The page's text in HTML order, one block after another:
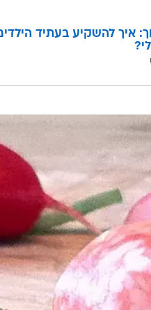
איך להשקיע בעתיד